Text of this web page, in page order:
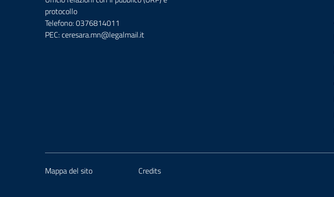
protocollo
Telefono: 0376814011
PEC:ceresara.mn@legalmail.it
Mappa del sito Credits